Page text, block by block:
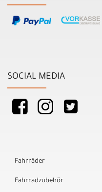
SOCIAL MEDIA
Fahrräder
Fahrradzubehör